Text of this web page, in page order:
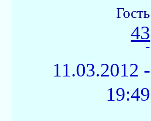
Гость
43
-
11.03.2012 -
19:49